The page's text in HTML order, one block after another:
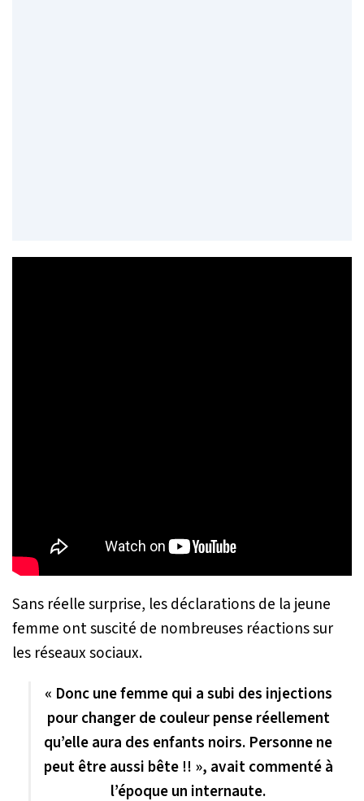
Sans réelle surprise, les déclarations de la jeune
femme ont suscité de nombreuses réactions sur
les réseaux sociaux.
« Donc une femme qui a subi des injections
pour changer de couleur pense réellement
qu’elle aura des enfants noirs. Personne ne
peut être aussi bête !! », avait commenté à
l’époque un internaute.